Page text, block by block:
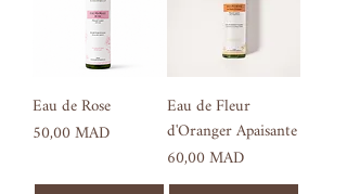
Eau de Rose
Prix
50,00 MAD
Eau de Fleur
d'Oranger Apaisante
Prix
60,00 MAD